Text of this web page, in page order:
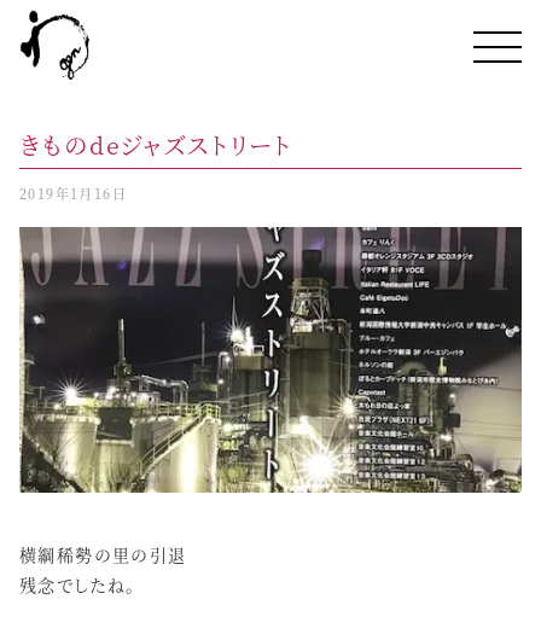
きものdeジャズストリート
2019年1月16日
横綱稀勢の里の引退
残念でしたね。